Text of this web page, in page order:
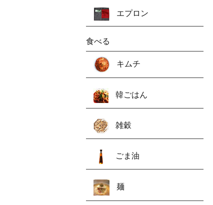
エプロン
食べる
キムチ
韓ごはん
雑穀
ごま油
麺